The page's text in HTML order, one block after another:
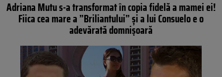
Adriana Mutu s-a transformat în copia fidelă a mamei ei!
Fiica cea mare a ”Briliantului” şi a lui Consuelo e o
adevărată domnişoară